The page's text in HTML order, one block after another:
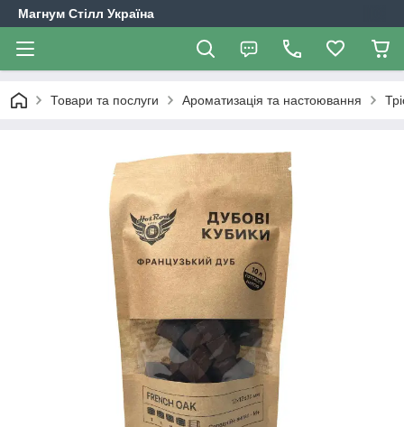
Магнум Стілл Україна
Товари та послуги Ароматизація та настоювання